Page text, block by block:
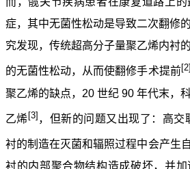
症，其中无菌性松动是导致二次翻修
究发现，传统超高分子量聚乙烯内衬
的无菌性松动，从而使翻修手术提前[2]
聚乙烯的缺点，20 世纪 90 年代末，
乙烯[3] ，但新的问题又出现了：高交
衬的制造在灭菌和辐照过程中会产生
衬的内部聚合物结构造成破坏，并